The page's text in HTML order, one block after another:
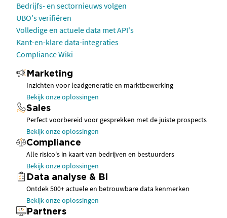
Bedrijfs- en sectornieuws volgen
UBO's verifiëren
Volledige en actuele data met API's
Kant-en-klare data-integraties
Compliance Wiki
Marketing
Inzichten voor leadgeneratie en marktbewerking
Bekijk onze oplossingen
Sales
Perfect voorbereid voor gesprekken met de juiste prospects
Bekijk onze oplossingen
Compliance
Alle risico's in kaart van bedrijven en bestuurders
Bekijk onze oplossingen
Data analyse & BI
Ontdek 500+ actuele en betrouwbare data kenmerken
Bekijk onze oplossingen
Partners